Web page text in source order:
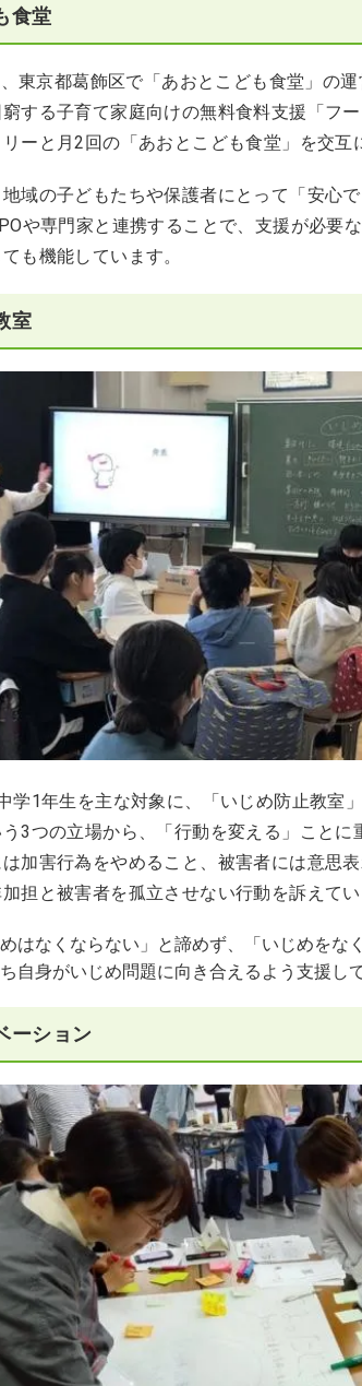
食堂
東京都葛飾区で「あおとこども食堂」の
する子育て家庭向けの無料食料支援「フ
ーと月2回の「あおとこども食堂」を交互
域の子どもたちや保護者にとって「安心
や専門家と連携することで、支援が必要
も機能しています。
室
学1年生を主な対象に、「いじめ防止教室
3つの立場から、「行動を変える」ことに
加害行為をやめること、被害者には意思
担と被害者を孤立させない行動を訴えてい
めはなくならない」と諦めず、「いじめを
自身がいじめ問題に向き合えるよう支援し
ーション